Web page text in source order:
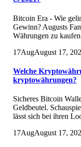
Bitcoin Era - Wie
Gewinn? Augusts
Währungen zu
17AugAugust 17,
Welche
kryptowährungen?
Sicheres Bitcoin
Geldbeutel.
lässt sich bei ihren
17AugAugust 17,